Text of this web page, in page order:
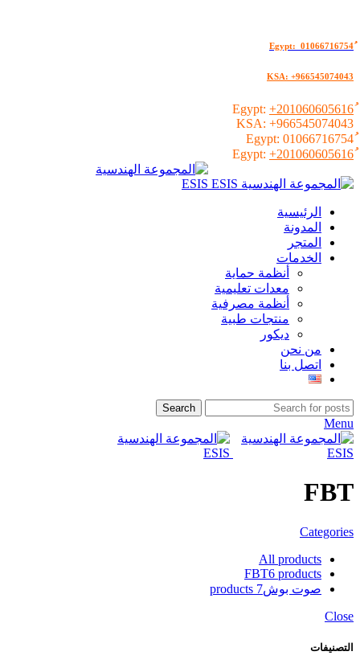
KSA: +966545074043
+201060605616
KSA: +966545074043
01066716754
+201060605616
الرئيسية
المدونة
المتجر
الخدمات
أنظمة حماية
معدات تعليمية
أنظمة مصرفية
منتجات طبية
ديكور
من نحن
اتصل بنا
Search
Menu
FBT
Categories
All products
FBT6 products
صوت بوش7 products
Close
التصنيفات